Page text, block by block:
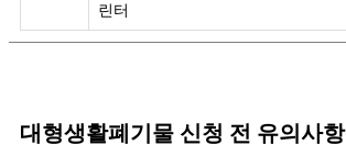
린터
대형생활폐기물 신청 전 유의사항